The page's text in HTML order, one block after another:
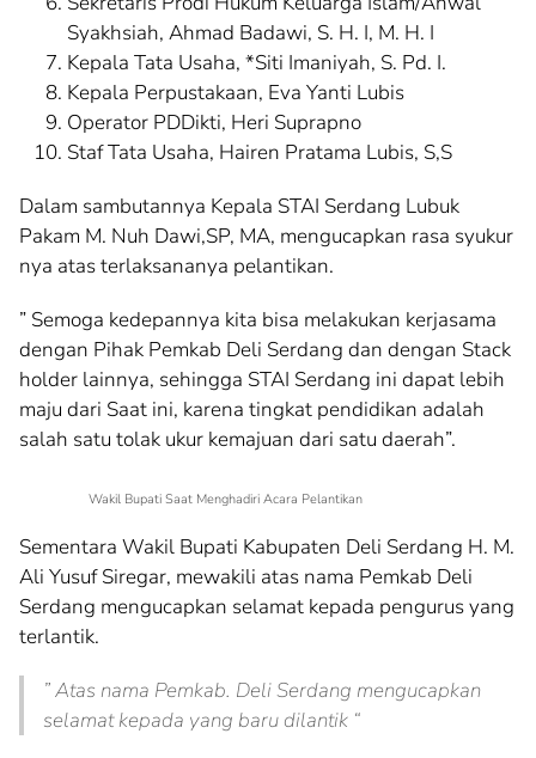
Syakhsiah, Ahmad Badawi, S. H. I, M. H. I
Kepala Tata Usaha, *Siti Imaniyah, S. Pd. I.
Kepala Perpustakaan, Eva Yanti Lubis
Operator PDDikti, Heri Suprapno
Staf Tata Usaha, Hairen Pratama Lubis, S,S
Dalam sambutannya Kepala STAI Serdang Lubuk
Pakam M. Nuh Dawi,SP, MA, mengucapkan rasa syukur
nya atas terlaksananya pelantikan.
” Semoga kedepannya kita bisa melakukan kerjasama
dengan Pihak Pemkab Deli Serdang dan dengan Stack
holder lainnya, sehingga STAI Serdang ini dapat lebih
maju dari Saat ini, karena tingkat pendidikan adalah
salah satu tolak ukur kemajuan dari satu daerah”.
Wakil Bupati Saat Menghadiri Acara Pelantikan
Sementara Wakil Bupati Kabupaten Deli Serdang H. M.
Ali Yusuf Siregar, mewakili atas nama Pemkab Deli
Serdang mengucapkan selamat kepada pengurus yang
terlantik.
” Atas nama Pemkab. Deli Serdang mengucapkan
selamat kepada yang baru dilantik “